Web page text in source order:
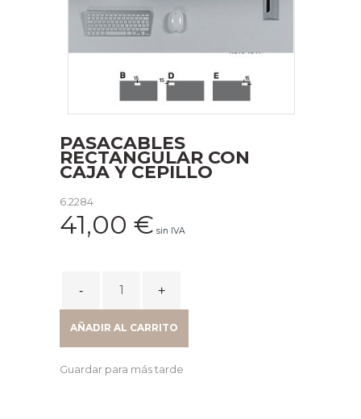
PASACABLES
RECTANGULAR CON
CAJA Y CEPILLO
6.2284
41,00 € sin IVA
CON
CEPILLO
AÑADIR AL CARRITO
Guardar para más tarde